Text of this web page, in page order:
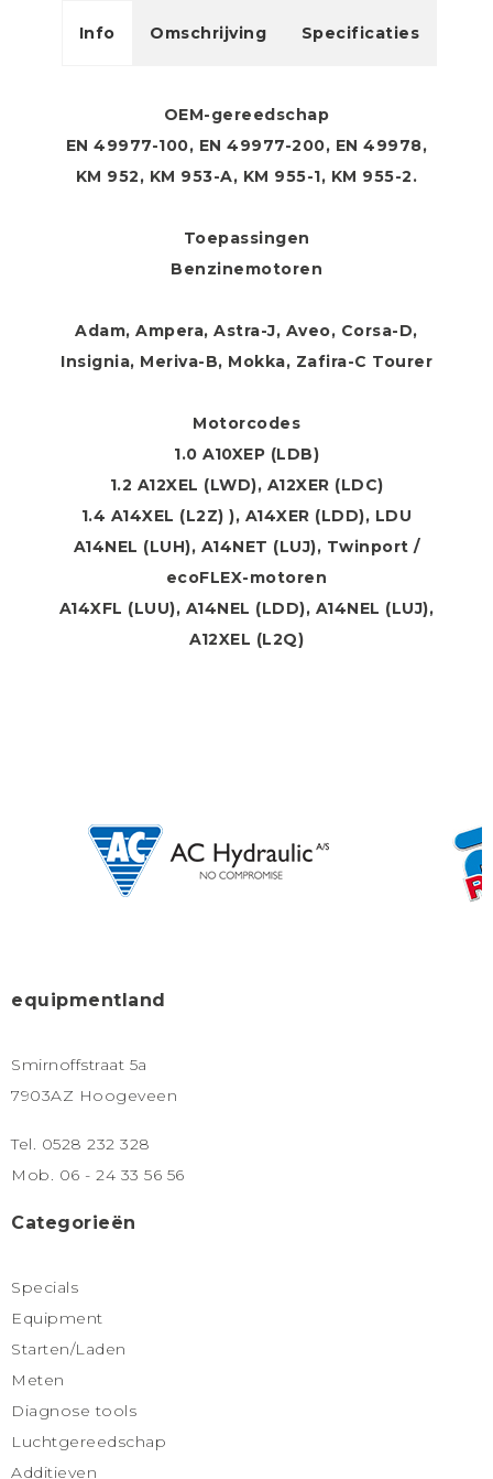
Info Omschrijving Specificaties
OEM-gereedschap
EN 49977-100, EN 49977-200, EN 49978,
KM 952, KM 953-A, KM 955-1, KM 955-2.
Toepassingen
Benzinemotoren
Adam, Ampera, Astra-J, Aveo, Corsa-D,
Insignia, Meriva-B, Mokka, Zafira-C Tourer
Motorcodes
1.0 A10XEP (LDB)
1.2 A12XEL (LWD), A12XER (LDC)
1.4 A14XEL (L2Z) ), A14XER (LDD), LDU
A14NEL (LUH), A14NET (LUJ), Twinport /
ecoFLEX-motoren
A14XFL (LUU), A14NEL (LDD), A14NEL (LUJ),
A12XEL (L2Q)
equipmentland
Smirnoffstraat 5a
7903AZ Hoogeveen
Tel. 0528 232 328
Mob. 06 - 24 33 56 56
Categorieën
Specials
Equipment
Starten/Laden
Meten
Diagnose tools
Luchtgereedschap
Additieven